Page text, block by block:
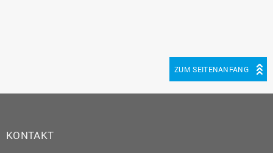
ZUM SEITENANFANG
KONTAKT